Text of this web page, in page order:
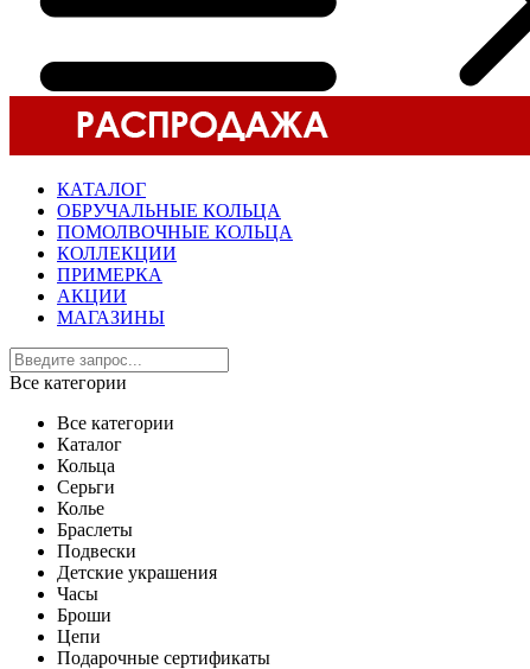
КАТАЛОГ
ОБРУЧАЛЬНЫЕ КОЛЬЦА
ПОМОЛВОЧНЫЕ КОЛЬЦА
КОЛЛЕКЦИИ
ПРИМЕРКА
АКЦИИ
МАГАЗИНЫ
Все категории
Все категории
Каталог
Кольца
Серьги
Колье
Браслеты
Подвески
Детские украшения
Часы
Броши
Цепи
Подарочные сертификаты